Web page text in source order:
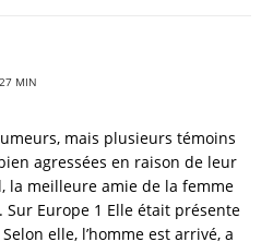
MIN
mais plusieurs témoins
agressées en raison de leur
la meilleure amie de la femme
Europe 1 Elle était présente
elle, l’homme est arrivé, a